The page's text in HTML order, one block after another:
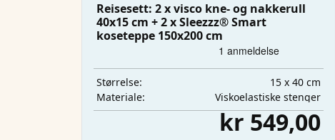
Reisesett: 2 x visco kne- og nakkerull
40x15 cm + 2 x Sleezzz® Smart
koseteppe 150x200 cm
Størrelse:
15 x 40 cm
Materiale:
Viskoelastiske stenger
kr 549,00